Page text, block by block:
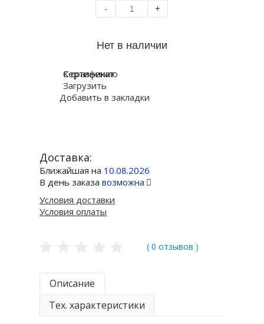
- +
К сравнению
Добавить в закладки
Сертификат
Загрузить
Доставка:
Ближайшая на 10.08.2026
В день заказавозможна
Условия доставки
Условия оплаты
( 0 отзывов )
Описание
Тех. характеристики